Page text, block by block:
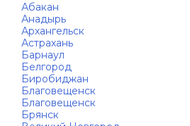
Абакан
Анадырь
Архангельск
Астрахань
Барнаул
Белгород
Биробиджан
Благовещенск
Благовещенск
Брянск